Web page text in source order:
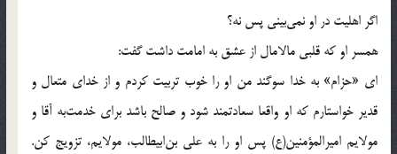
اگر اهليت در او نمى‌بينى پس نه؟
همسر او كه قلبى مالامال از عشق به امامت داشت گفت:
اى «حزام‌» به خدا سوگند من او را خوب تربيت كردم و از خداى متعال و
قدير خواستارم كه او واقعا سعادتمند شود و صالح باشد براى خدمت‌به آقا و
مولايم اميرالمؤمنين(ع) پس او را به على بن‌ابيطالب، مولايم، تزويج كن.